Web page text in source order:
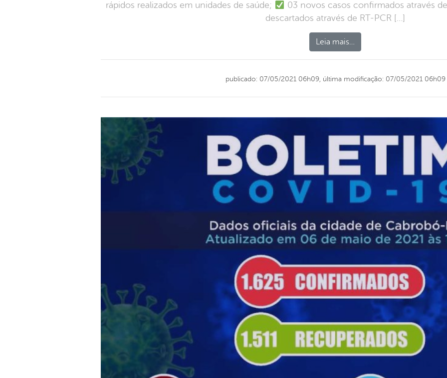
rápidos realizados em unidades de saúde;
03 novos casos confirmados através
descartados através de RT-PCR […]
Leia mais…
publicado: 07/05/2021 06h09, última modificação: 07/05/2021 06h09